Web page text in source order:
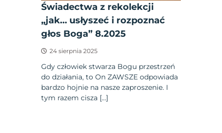
Świadectwa z rekolekcji
„jak… usłyszeć i rozpoznać
głos Boga” 8.2025
24 sierpnia 2025
Gdy człowiek stwarza Bogu przestrzeń
do działania, to On ZAWSZE odpowiada
bardzo hojnie na nasze zaproszenie. I
tym razem cisza […]